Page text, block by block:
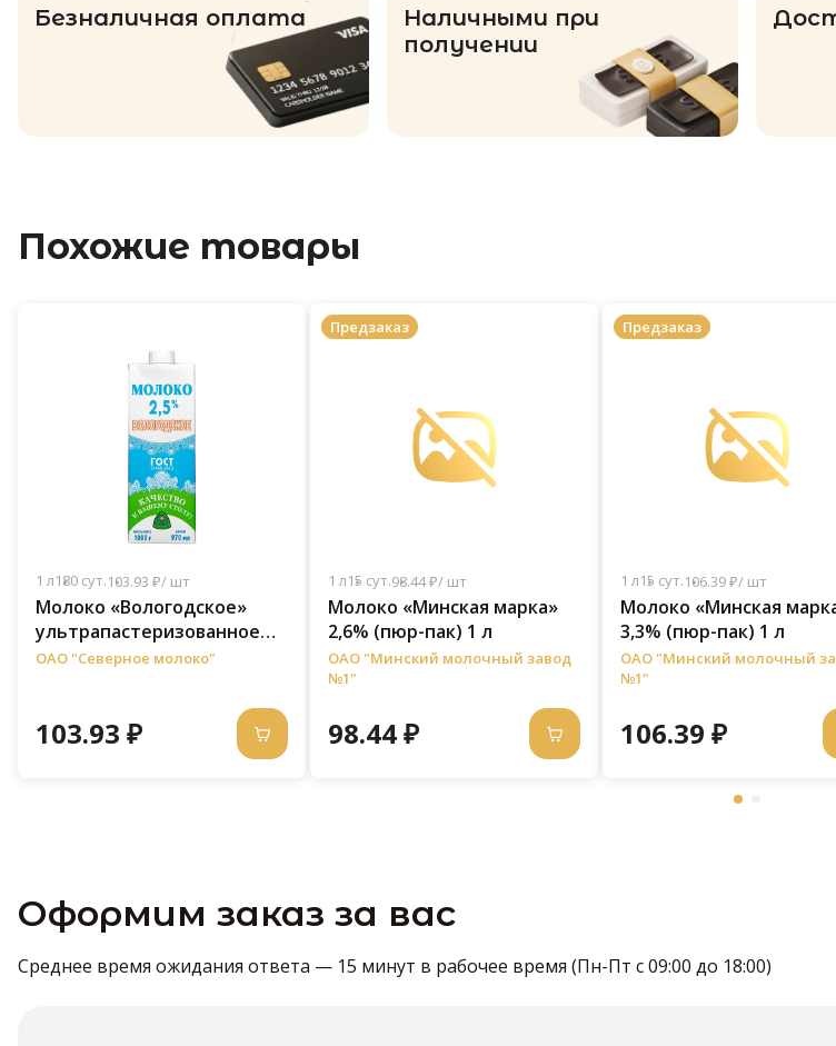
Безналичная оплата
Наличными при
получении
Похожие товары
1 л180 сут.103.93 ₽/ шт
Молоко «Вологодское»
ультрапастеризованное
2,5% 1 л
ОАО "Северное молоко"
103.93 ₽
Предзаказ
1 л15 сут.98.44 ₽/ шт
Молоко «Минская марка»
2,6% (пюр-пак) 1 л
ОАО "Минский молочный завод
№1"
98.44 ₽
Предзаказ
1 л15 сут.106.39 ₽/ шт
Молоко «Минская
3,3% (пюр-пак) 1 л
ОАО "Минский молочный
№1"
106.39 ₽
Оформим заказ за вас
Среднее время ожидания ответа — 15 минут в рабочее время (Пн-Пт с 09:00 до 18:00)